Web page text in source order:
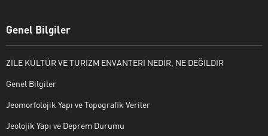
Genel Bilgiler
ZİLE KÜLTÜR VE TURİZM ENVANTERİ NEDİR, NE DEĞİLDİR
Genel Bilgiler
Jeomorfolojik Yapı ve Topografik Veriler
Jeolojik Yapı ve Deprem Durumu